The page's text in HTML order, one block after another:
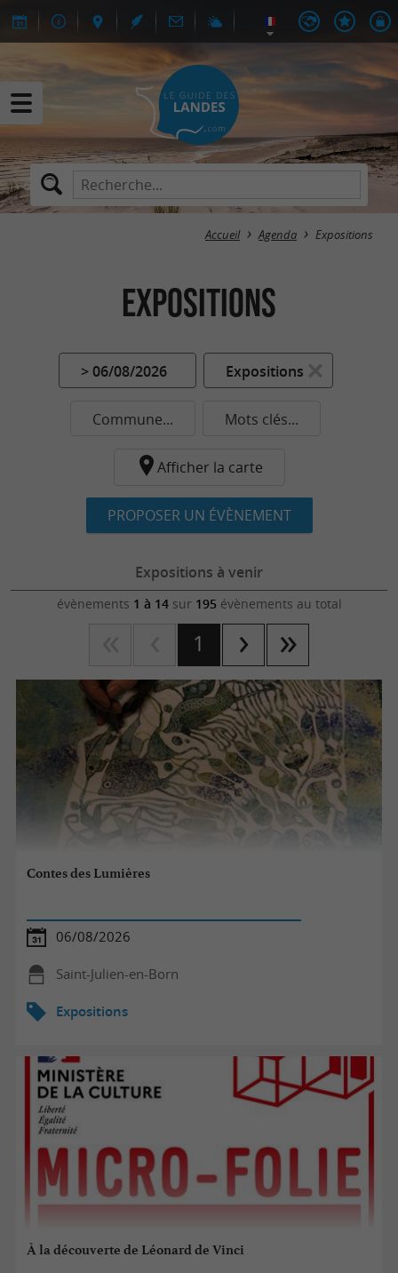
Accueil Agenda Expositions
Expositions
> 06/08/2026 Expositions
Commune... Mots clés...
Afficher la carte
PROPOSER UN ÉVÈNEMENT
Expositions à venir
évènements 1 à 14sur 195 évènements au total
1
Contes des Lumières
06/08/2026
Saint-Julien-en-Born
Expositions
À la découverte de Léonard de Vinci